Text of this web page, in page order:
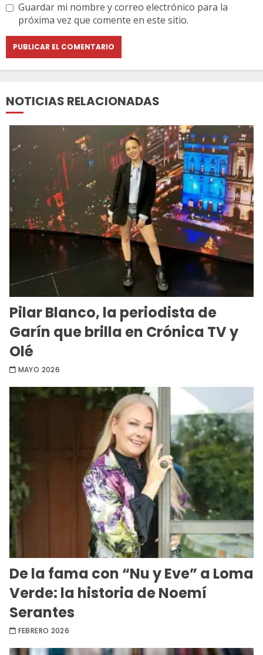
Guardar mi nombre y correo electrónico para la
próxima vez que comente en este sitio.
NOTICIAS RELACIONADAS
Pilar Blanco, la periodista de
Garín que brilla en Crónica TV y
Olé
MAYO 2026
De la fama con “Nu y Eve” a Loma
Verde: la historia de Noemí
Serantes
FEBRERO 2026